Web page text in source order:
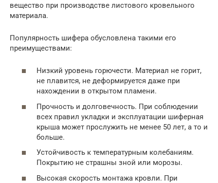
вещество при производстве листового кровельного
материала.
Популярность шифера обусловлена такими его
преимуществами:
Низкий уровень горючести. Материал не горит,
не плавится, не деформируется даже при
нахождении в открытом пламени.
Прочность и долговечность. При соблюдении
всех правил укладки и эксплуатации шиферная
крыша может прослужить не менее 50 лет, а то и
больше.
Устойчивость к температурным колебаниям.
Покрытию не страшны зной или морозы.
Высокая скорость монтажа кровли. При